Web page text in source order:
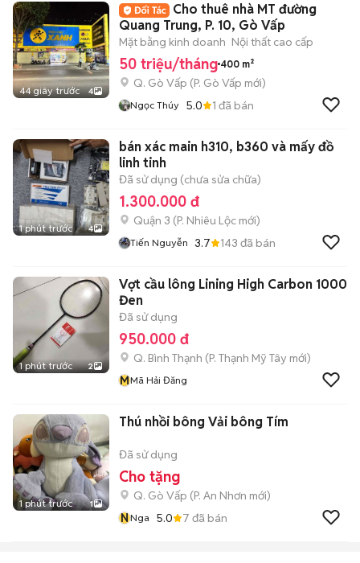
44 giây trước 4
Cho thuê nhà MT đường
Quang Trung, P. 10, Gò Vấp
Mặt bằng kinh doanh Nội thất cao cấp
50 triệu/tháng 400 m²
Q. Gò Vấp (P. Gò Vấp mới)
Ngọc Thúy 5.0 1 đã bán
1 phút trước 4
bán xác main h310, b360 và mấy đồ
linh tinh
Đã sử dụng (chưa sửa chữa)
1.300.000 đ
Quận 3 (P. Nhiêu Lộc mới)
Tiến Nguyễn 3.7 143 đã bán
1 phút trước 2
Vợt cầu lông Lining High Carbon 1000
Đen
Đã sử dụng
950.000 đ
Q. Bình Thạnh (P. Thạnh Mỹ Tây mới)
MMã Hải Đăng
1 phút trước 1
Thú nhồi bông Vải bông Tím
Đã sử dụng
Cho tặng
Q. Gò Vấp (P. An Nhơn mới)
NNga 5.0 7 đã bán